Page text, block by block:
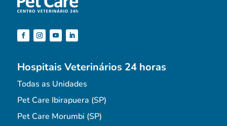
Hospitais Veterinários 24 horas
Todas as Unidades
Pet Care Ibirapuera (SP)
Pet Care Morumbi (SP)